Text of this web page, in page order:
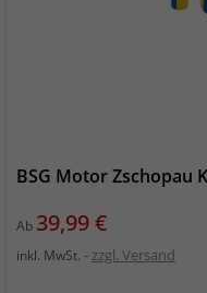
BSG Motor Zschopau
Ab Preis
39,99 €
inkl. MwSt. zzgl. Versand